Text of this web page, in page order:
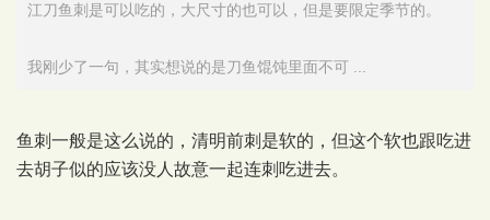
江刀鱼刺是可以吃的，大尺寸的也可以，但是要限定季节的。
我刚少了一句，其实想说的是刀鱼馄饨里面不可 ...
鱼刺一般是这么说的，清明前刺是软的，但这个软也跟吃进
去胡子似的应该没人故意一起连刺吃进去。